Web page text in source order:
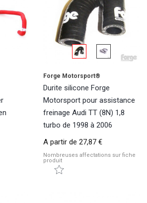
Forge Motorsport®
Durite silicone Forge
Motorsport pour assistance
freinage Audi TT (8N) 1,8
turbo de 1998 à 2006
A partir de 27,87 €
Nombreuses affectations sur fiche
produit